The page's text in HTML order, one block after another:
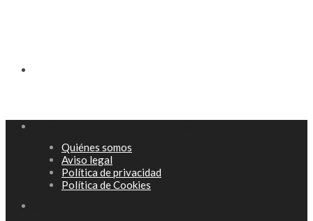
Quiénes somos
Aviso legal
Política de privacidad
Política de Cookies